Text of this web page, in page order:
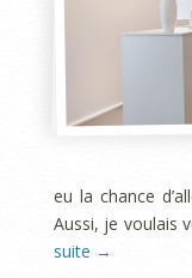
eu la chance
Aussi, je voulais
suite →